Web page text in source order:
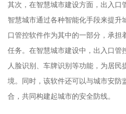
其次，在智慧城市建设方面，出入口
智慧城市通过各种智能化手段来提升
口管控软件作为其中的一部分，承担
任务。在智慧城市建设中，出入口管
人脸识别、车牌识别等功能，为居
境。同时，该软件还可以与城市安防
合，共同构建起城市的安全防线。